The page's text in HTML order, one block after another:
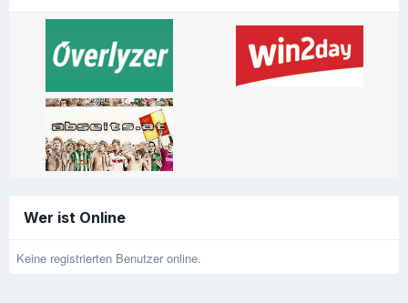
Wer ist Online
Keine registrierten Benutzer online.